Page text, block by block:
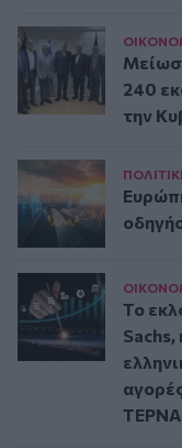
240
την
Το
ΤΕΡΝΑ